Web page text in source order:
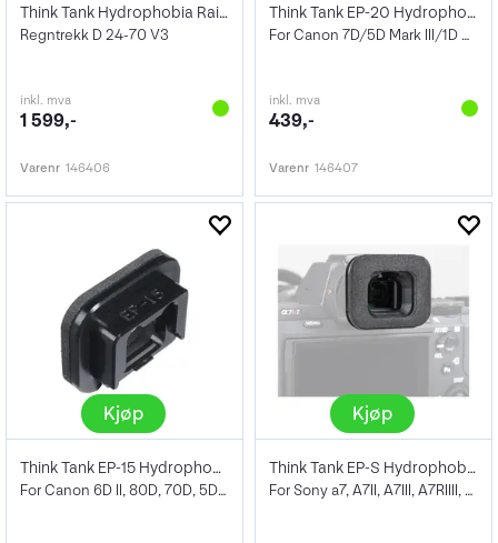
Think Tank Hydrophobia Rain Cover
Regntrekk D 24-70 V3
inkl. mva
1 599,-
Varenr 146406
Think Tank EP-20 Hydrophobia Eyepiece
For Canon 7D/5D Mark III/1D Mark III
inkl. mva
439,-
Varenr 146407
Kjøp
Think Tank EP-15 Hydrophobia Eyepiece
For Canon 6D II, 80D, 70D, 5D II, 1100D
Kjøp
Think Tank EP-S Hydrophobia Eyepiece
For Sony a7, A7II, A7III, A7RIIII, A7RIV